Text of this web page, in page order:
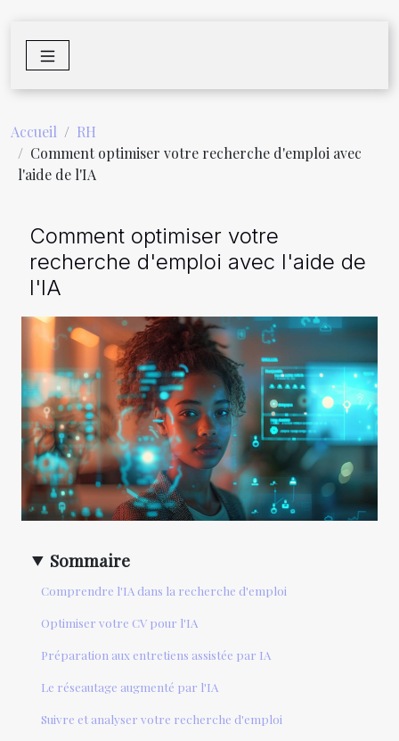
Accueil
RH
Comment optimiser votre recherche d'emploi avec
l'aide de l'IA
Comment optimiser votre
recherche d'emploi avec l'aide de
l'IA
Sommaire
Comprendre l'IA dans la recherche d'emploi
Optimiser votre CV pour l'IA
Préparation aux entretiens assistée par IA
Le réseautage augmenté par l'IA
Suivre et analyser votre recherche d'emploi